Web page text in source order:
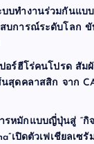
บบทำงานร่วมกันแบ
บการณ์ระดับโลก ขั
อร์ฮีโร่คนโปรด สัม
นสุดคลาสสิก จาก
หมักแบบญี่ปุ่นสู่ “กิ
เปิดตัวเฟเชียลเซ